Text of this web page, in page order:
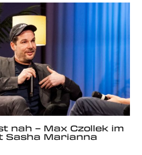
nah – Max Czollek im
Sasha Marianna